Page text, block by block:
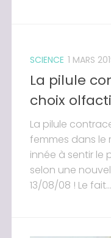
SCIENCE 1 MARS
La pilule
choix
La pilule
femmes dans le
innée à sentir
selon une
13/08/08 ! Le fait...